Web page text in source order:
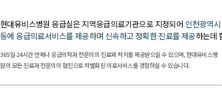
현대유비스병원 응급실은 지역응급의료기관으로 지정되어 인천광역
등에 응급의료서비스를 제공하며 신속하고 정확한 진료를 제공하는데
365일 24시간 언제나 응급의학과 전문의의 진료와 처치를 제공받으실 수 있으며, 현대유비스병
원의 모든 진료과 전문의의 협진으로 차별화된 의료서비스를 경험하실 수 있습니다.